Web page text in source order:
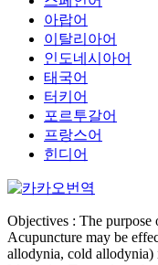
아랍어
이탈리아어
인도네시아어
태국어
터키어
포르투갈어
프랑스어
힌디어
Objectives : The
Acupuncture may be
allodynia, cold allodynia)